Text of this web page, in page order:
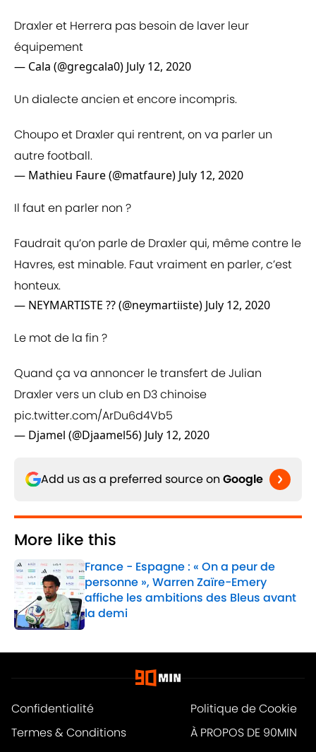
Draxler et Herrera pas besoin de laver leur
équipement
— Cala (@gregcala0) July 12, 2020
Un dialecte ancien et encore incompris.
Choupo et Draxler qui rentrent, on va parler un
autre football.
— Mathieu Faure (@matfaure) July 12, 2020
Il faut en parler non ?
Faudrait qu’on parle de Draxler qui, même contre le
Havres, est minable. Faut vraiment en parler, c’est
honteux.
— NEYMARTISTE ?? (@neymartiiste) July 12, 2020
Le mot de la fin ?
Quand ça va annoncer le transfert de Julian
Draxler vers un club en D3 chinoise
pic.twitter.com/ArDu6d4Vb5
— Djamel (@Djaamel56) July 12, 2020
Add us as a preferred source on Google
More like this
France - Espagne : « On a peur de
personne », Warren Zaïre-Emery
affiche les ambitions des Bleus avant
la demi
Published by on Invalid Date
Confidentialité
Politique de Cookie
Termes & Conditions
À PROPOS DE 90MIN